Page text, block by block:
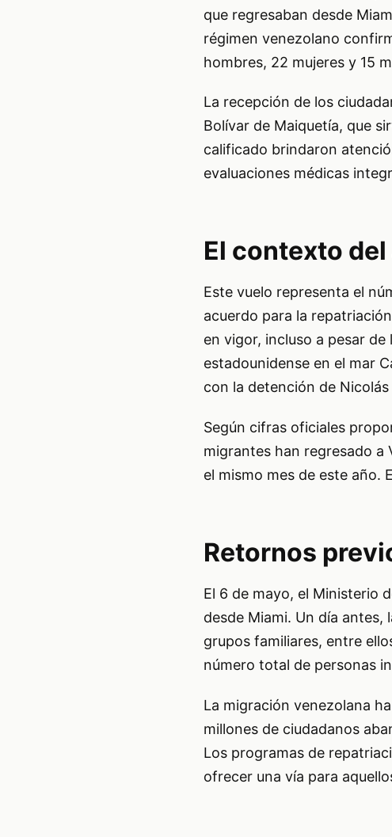
que regresaban desde
régimen venezolano
hombres, 22 mujeres y 15
La recepción de los
Bolívar de Maiquetía, que
calificado brindaron
evaluaciones médicas
El contexto
Este vuelo representa el
acuerdo para la
en vigor, incluso a pesar
estadounidense en el mar
con la detención de
Según cifras oficiales
migrantes han regresado a
el mismo mes de este año.
Retornos
El 6 de mayo, el Ministerio
desde Miami. Un día
grupos familiares, entre
número total de personas
La migración venezolana
millones de ciudadanos
Los programas de
ofrecer una vía para